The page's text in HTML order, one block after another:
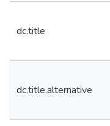
dc.title
dc.title.alternative